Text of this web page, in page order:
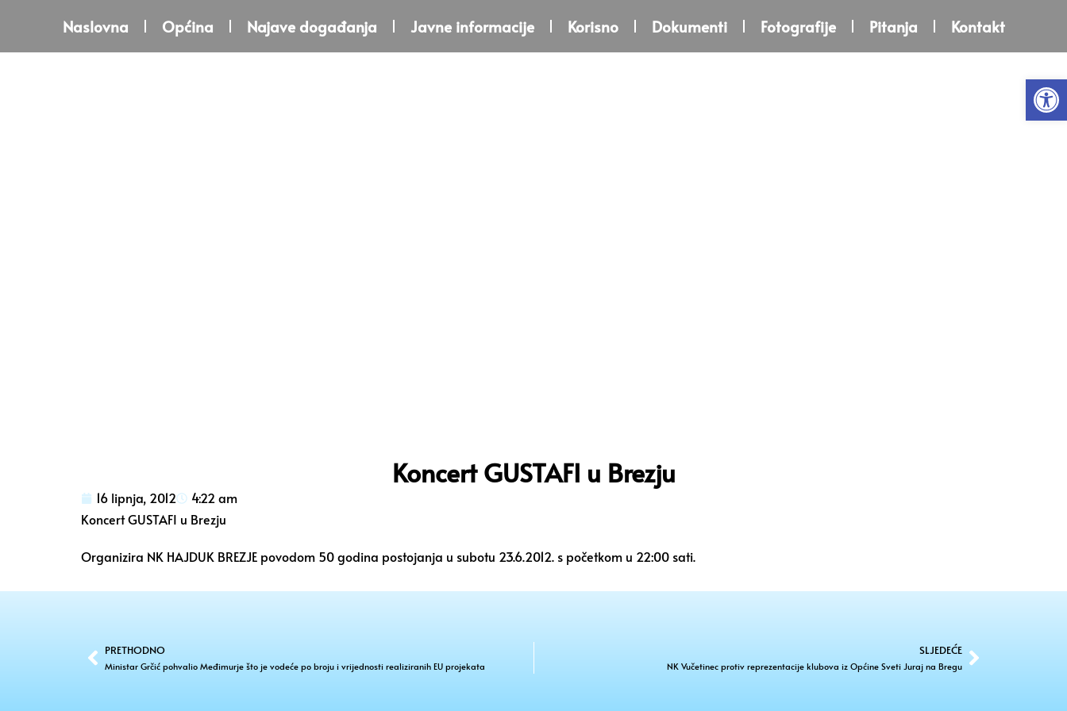
Naslovna Općina Najave događanja Javne informacije Korisno Dokumenti Fotografije Pitanja Kontakt
Koncert GUSTAFI u Brezju
16 lipnja, 2012
4:22 am
Koncert GUSTAFI u Brezju
Organizira NK HAJDUK BREZJE povodom 50 godina postojanja u subotu 23.6.2012. s početkom u 22:00 sati.
PRETHODNO
Ministar Grčić pohvalio Međimurje što je vodeće po broju i vrijednosti realiziranih EU projekata
SLJEDEĆE
NK Vučetinec protiv reprezentacije klubova iz Općine Sveti Juraj na Bregu